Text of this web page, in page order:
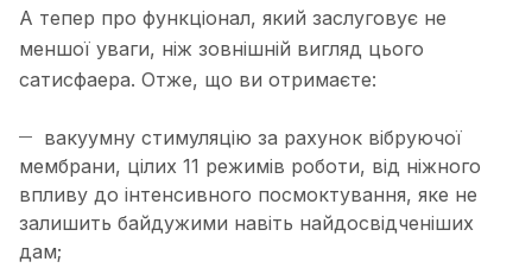
А тепер про функціонал, який заслуговує не
меншої уваги, ніж зовнішній вигляд цього
сатисфаера. Отже, що ви отримаєте:
вакуумну стимуляцію за рахунок вібруючої
мембрани, цілих 11 режимів роботи, від ніжного
впливу до інтенсивного посмоктування, яке не
залишить байдужими навіть найдосвідченіших
дам;